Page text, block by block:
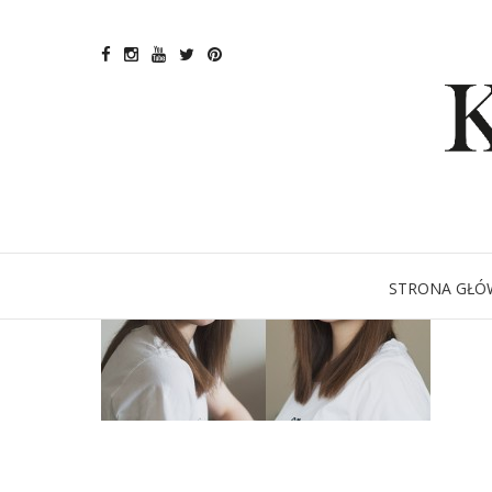
STRONA